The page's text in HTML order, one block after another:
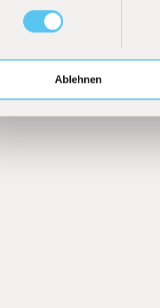
Ablehnen